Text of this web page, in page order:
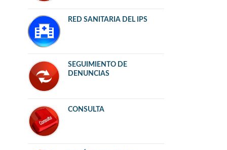
RED SANITARIA DEL IPS
SEGUIMIENTO DE
DENUNCIAS
CONSULTA